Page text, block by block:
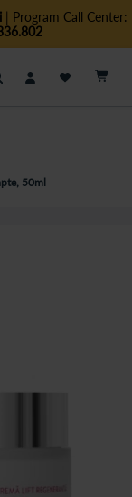
| Program Call Center:
Cautare
50ml